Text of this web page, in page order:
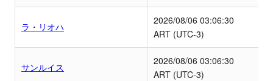
ラ・リオハ
2026/08/06 03:06:30
ART (UTC-3)
サンルイス
2026/08/06 03:06:30
ART (UTC-3)
ム